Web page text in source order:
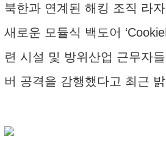
북한과 연계된 해킹 조직 라
새로운 모듈식 백도어
련 시설 및 방위산업 근무자
버 공격을 감행했다고 최근